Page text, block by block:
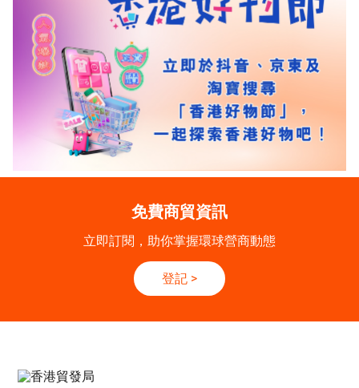
免費商貿資訊
立即訂閱，助你掌握環球營商動態
登記 >